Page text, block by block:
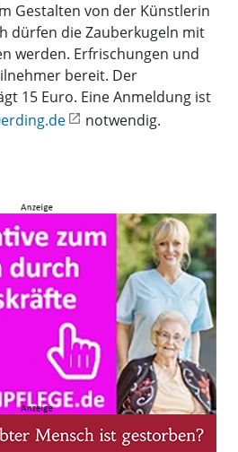
Gestalten von der Künstlerin
dürfen die Zauberkugeln mit
werden. Erfrischungen und
bereit. Der
15 Euro. Eine Anmeldung ist
notwendig.